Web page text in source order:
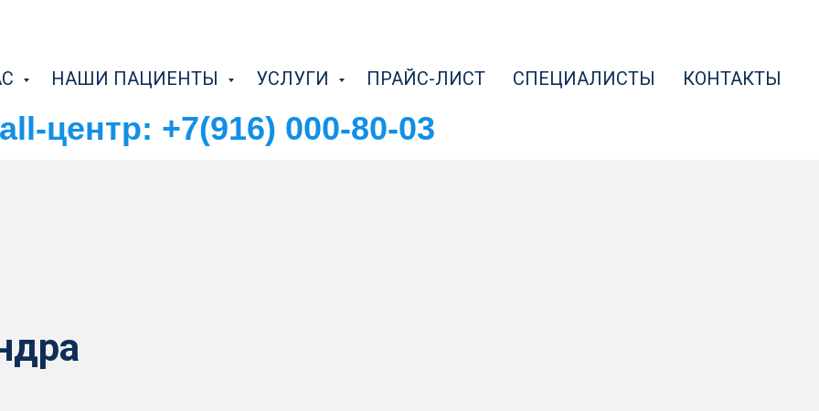
НАШИ ПАЦИЕНТЫ УСЛУГИ ПРАЙС-ЛИСТ СПЕЦИАЛИСТЫ КОНТАКТЫ
центр: +7(916) 000-80-03